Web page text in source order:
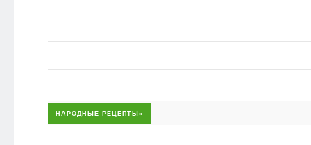
НАРОДНЫЕ РЕЦЕПТЫ»